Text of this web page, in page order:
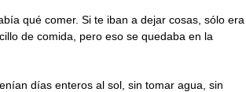
qué comer. Si te iban a dejar cosas, sólo era
de comida, pero eso se quedaba en la
días enteros al sol, sin tomar agua, sin